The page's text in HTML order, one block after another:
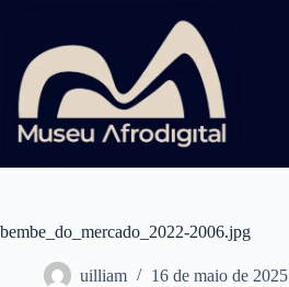
conteúdo
bembe_do_mercado_2022-2006.jpg
uilliam 16 de maio de 2025